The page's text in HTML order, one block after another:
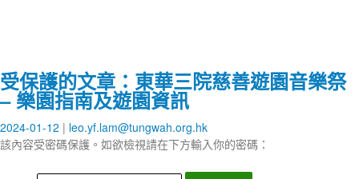
受保護的文章：東華三院慈善遊園音樂祭
– 樂園指南及遊園資訊
2024-01-12
leo.yf.lam@tungwah.org.hk
該內容受密碼保護。如欲檢視請在下方輸入你的密碼：